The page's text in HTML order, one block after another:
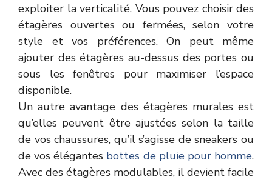
exploiter la verticalité. Vous pouvez choisir des
étagères ouvertes ou fermées, selon votre
style et vos préférences. On peut même
ajouter des étagères au-dessus des portes ou
sous les fenêtres pour maximiser l’espace
disponible.
Un autre avantage des étagères murales est
qu’elles peuvent être ajustées selon la taille
de vos chaussures, qu’il s’agisse de sneakers ou
de vos élégantes bottes de pluie pour homme.
Avec des étagères modulables, il devient facile